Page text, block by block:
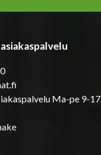
Ma-pe 9-17.